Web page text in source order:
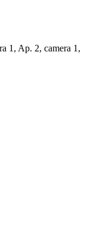
1, Ap. 2, camera 1,